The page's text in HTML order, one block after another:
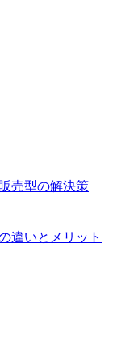
売型の解決策
違いとメリット